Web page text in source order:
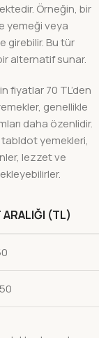
Örneğin, bir
yemeği veya
girebilir. Bu tür
alternatif sunar.
fiyatlar 70 TL’den
genellikle
daha özenlidir.
yemekleri,
lezzet ve
ARALIĞI (TL)